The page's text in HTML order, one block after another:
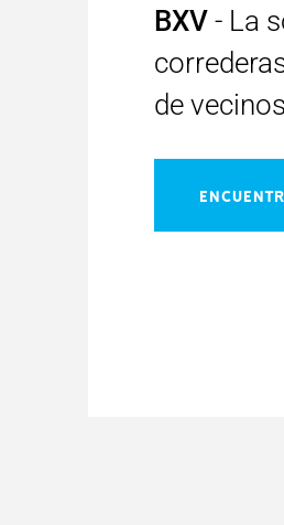
BXV - La
de vecinos